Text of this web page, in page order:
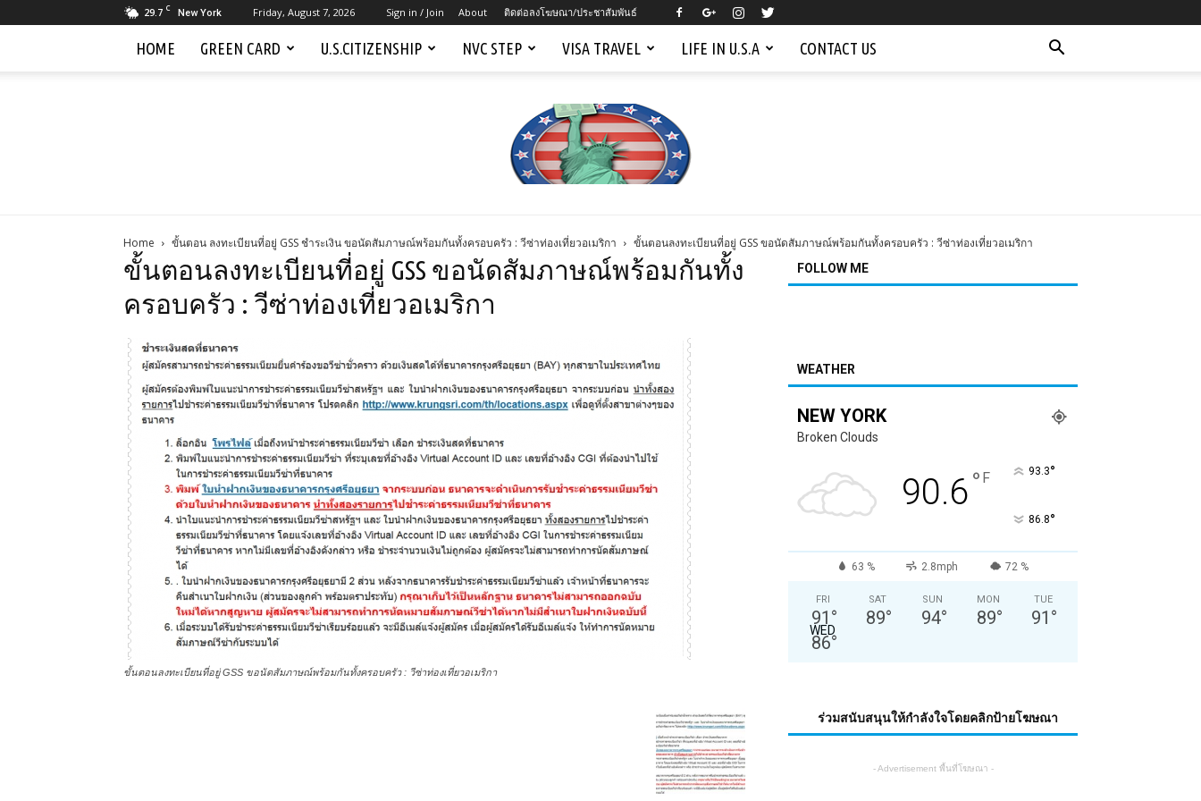
29.7 C New York Friday, August 7, 2026 Sign in / Join About ติดต่อลงโฆษณา/ประชาสัมพันธ์
HOME GREEN CARD U.S.CITIZENSHIP NVC STEP VISA TRAVEL LIFE IN U.S.A CONTACT US
Mygreencardus.com
–
อ่าน
Home ขั้นตอน ลงทะเบียนที่อยู่ GSS ชำระเงิน ขอนัดสัมภาษณ์พร้อมกันทั้งครอบครัว : วีซ่าท่องเที่ยวอเมริกา ขั้นตอนลงทะเบียนที่อยู่ GSS ขอนัดสัมภาษณ์พร้อมกันทั้งครอบครัว : วีซ่าท่องเที่ยวอเมริกา
ขั้นตอนลงทะเบียนที่อยู่ GSS ขอนัดสัมภาษณ์พร้อมกันทั้ง
ครอบครัว : วีซ่าท่องเที่ยวอเมริกา
ขั้นตอนลงทะเบียนที่อยู่ GSS ขอนัดสัมภาษณ์พร้อมกันทั้งครอบครัว : วีซ่าท่องเที่ยวอเมริกา
FOLLOW ME
WEATHER
NEW YORK
Broken Clouds
90.6° F 93.3°
86.8°
63 % 2.8mph 72 %
FRI
91 °
SAT
89°
SUN
94°
MON
89°
TUE
91 °
WED
86°
ร่วมสนับสนุนให้กำลังใจโดยคลิกป้ายโฆษณา
- Advertisement พื้นที่โฆษณา -